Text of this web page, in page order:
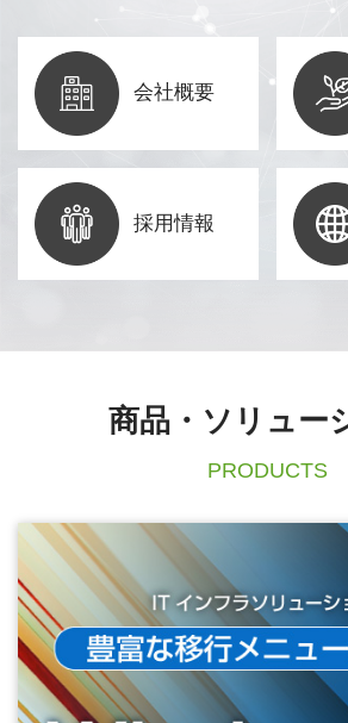
会社概要
採用情報
商品・ソリュー
PRODUCTS